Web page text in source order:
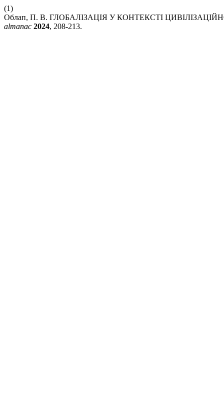
(1)
Облап, П. В. ГЛОБАЛІЗАЦІЯ У КОНТЕКСТІ
almanac 2024, 208-213.